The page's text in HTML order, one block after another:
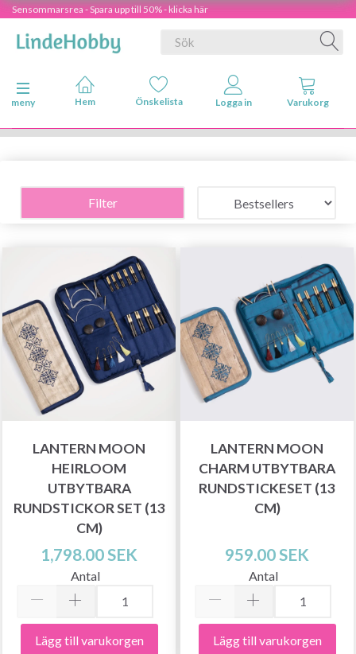
Sensommarsrea - Spara upp till 50% - klicka här
Ändra navigering
meny
Filter
LANTERN MOON
HEIRLOOM
UTBYTBARA
RUNDSTICKOR SET (13
CM)
1,798.00 SEK
Antal
Lägg till varukorgen
LANTERN MOON
CHARM UTBYTBARA
RUNDSTICKESET (13
CM)
959.00 SEK
Antal
Lägg till varukorgen